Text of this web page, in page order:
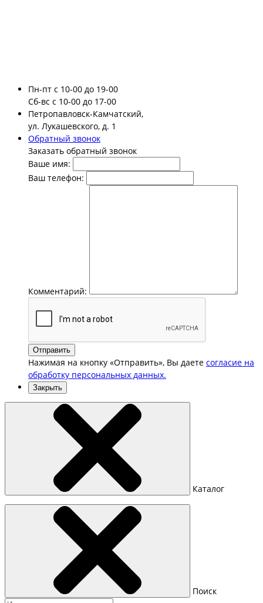
Пн-пт с 10-00 до 19-00
Сб-вс с 10-00 до 17-00
Петропавловск-Камчатский,
ул. Лукашевского, д. 1
Обратный звонок
Заказать обратный звонок
Ваше имя:
Ваш телефон:
Комментарий:
Отправить
Нажимая на кнопку «Отправить», Вы даете согласие на
обработку персональных данных.
Закрыть
Каталог
Поиск